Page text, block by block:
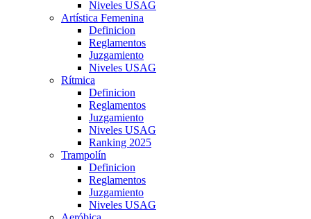
Niveles USAG
Artística Femenina
Definicion
Reglamentos
Juzgamiento
Niveles USAG
Rítmica
Definicion
Reglamentos
Juzgamiento
Niveles USAG
Ranking 2025
Trampolín
Definicion
Reglamentos
Juzgamiento
Niveles USAG